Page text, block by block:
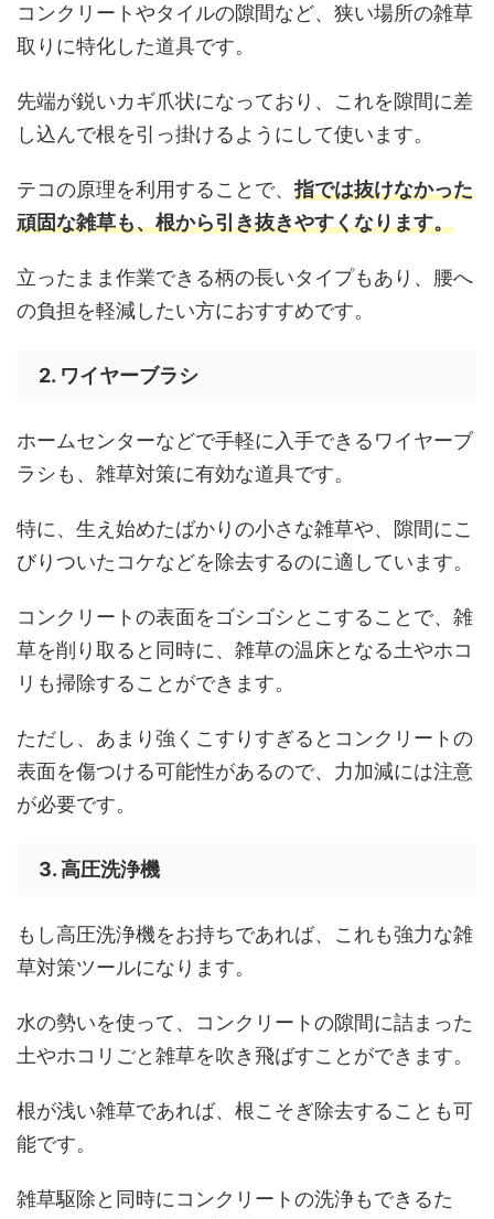
コンクリートやタイルの隙間など、狭い場所の雑草
取りに特化した道具です。
先端が鋭いカギ爪状になっており、これを隙間に差
し込んで根を引っ掛けるようにして使います。
テコの原理を利用することで、指では抜けなかった
頑固な雑草も、根から引き抜きやすくなります。
立ったまま作業できる柄の長いタイプもあり、腰へ
の負担を軽減したい方におすすめです。
2. ワイヤーブラシ
ホームセンターなどで手軽に入手できるワイヤーブ
ラシも、雑草対策に有効な道具です。
特に、生え始めたばかりの小さな雑草や、隙間にこ
びりついたコケなどを除去するのに適しています。
コンクリートの表面をゴシゴシとこすることで、雑
草を削り取ると同時に、雑草の温床となる土やホコ
リも掃除することができます。
ただし、あまり強くこすりすぎるとコンクリートの
表面を傷つける可能性があるので、力加減には注意
が必要です。
3. 高圧洗浄機
もし高圧洗浄機をお持ちであれば、これも強力な雑
草対策ツールになります。
水の勢いを使って、コンクリートの隙間に詰まった
土やホコリごと雑草を吹き飛ばすことができます。
根が浅い雑草であれば、根こそぎ除去することも可
能です。
雑草駆除と同時にコンクリートの洗浄もできるた